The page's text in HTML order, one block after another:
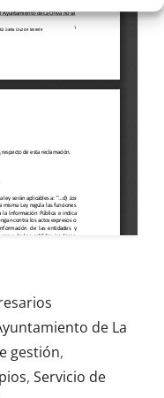
de La
gestión,
, Servicio de